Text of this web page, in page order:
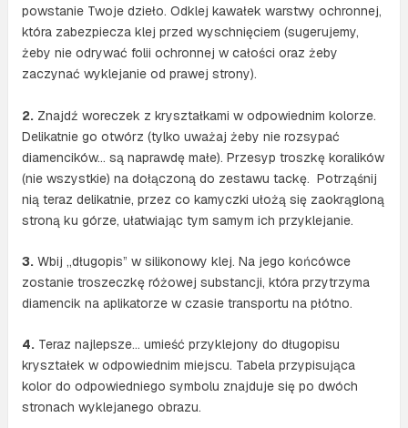
powstanie Twoje dzieło. Odklej kawałek warstwy ochronnej,
która zabezpiecza klej przed wyschnięciem (sugerujemy,
żeby nie odrywać folii ochronnej w całości oraz żeby
zaczynać wyklejanie od prawej strony).
2.Znajdź woreczek z kryształkami w odpowiednim kolorze.
Delikatnie go otwórz (tylko uważaj żeby nie rozsypać
diamencików… są naprawdę małe). Przesyp troszkę koralików
(nie wszystkie) na dołączoną do zestawu tackę. Potrząśnij
nią teraz delikatnie, przez co kamyczki ułożą się zaokrągloną
stroną ku górze, ułatwiając tym samym ich przyklejanie.
3.Wbij „długopis” w silikonowy klej. Na jego końcówce
zostanie troszeczkę różowej substancji, która przytrzyma
diamencik na aplikatorze w czasie transportu na płótno.
4.Teraz najlepsze… umieść przyklejony do długopisu
kryształek w odpowiednim miejscu. Tabela przypisująca
kolor do odpowiedniego symbolu znajduje się po dwóch
stronach wyklejanego obrazu.